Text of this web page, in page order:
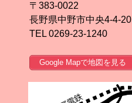
〒383-0022
長野県中野市中央4-4-20
TEL 0269-23-1240
Google Mapで地図を見る